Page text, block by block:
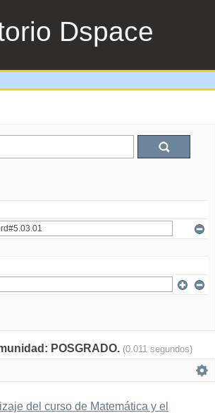
Dspace
POSGRADO. (0.011 segundos)
del curso de Matemática y el